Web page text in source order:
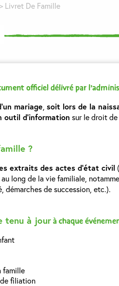
Livret De Famille
officiel délivré par
mariage soit lors de la
outil d’information sur le droit
?
extraits des actes d’état civil
long de la vie familiale,
démarches de succession, etc.).
tenu à jourà chaque
famille
filiation